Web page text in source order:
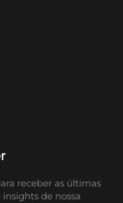
receber as últimas
de nossa